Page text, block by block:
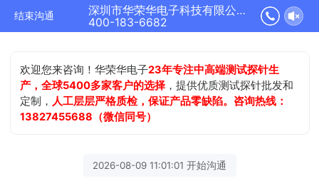
结束沟通
深圳市华荣华电子科技有限公司正在为您服务
400-183-6682
欢迎您来咨询！华荣华电子23年专注中高端测试探针生
产，全球5400多家客户的选择 ，提供优质测试探针批发和
定制， 人工层层严格质检，保证产品零缺陷。咨询热线：
13827455688（微信同号）
2026-08-09 11:01:01 开始沟通